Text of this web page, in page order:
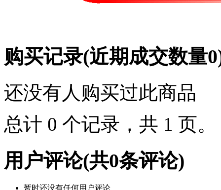
购买记录(近期成交数量0
还没有人购买过此商品
总计 0 个记录，共 1 页。
用户评论(共0条评论)
暂时还没有任何用户评论